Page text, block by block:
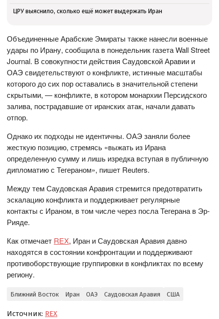
ЦРУ выяснило, сколько ещё может выдержать Иран
Объединенные Арабские Эмираты также нанесли военные
удары по Ирану, сообщила в понедельник газета Wall Street
Journal. ​В совокупности действия Саудовской Аравии и
ОАЭ свидетельствуют о конфликте, истинные масштабы
которого до сих пор оставались в значительной степени
скрытыми, — конфликте, в котором монархии Персидского
залива, пострадавшие от иранских атак, начали давать
отпор.
Однако их подходы не идентичны. ОАЭ заняли более
жесткую позицию, стремясь «выжать из Ирана
определенную сумму и лишь изредка вступая в публичную
дипломатию с Тегераном», пишет Reuters.
Между тем Саудовская Аравия стремится предотвратить
эскалацию конфликта и поддерживает регулярные
контакты с Ираном, в том числе через посла Тегерана в Эр-
Рияде.
Как отмечает REX, Иран и Саудовская Аравия давно
находятся в состоянии конфронтации и поддерживают
противоборствующие группировки в конфликтах по всему
региону.
Ближний Восток Иран ОАЭ Саудовская Аравия США
Источник: REX